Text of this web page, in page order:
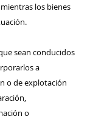
los bienes
sean conducidos
a
o de explotación
o